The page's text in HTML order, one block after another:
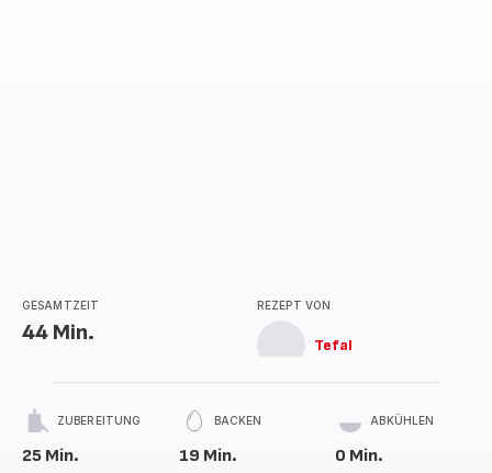
GESAMTZEIT
44 Min.
REZEPT VON
Tefal
ZUBEREITUNG
25 Min.
BACKEN
19 Min.
ABKÜHLEN
0 Min.